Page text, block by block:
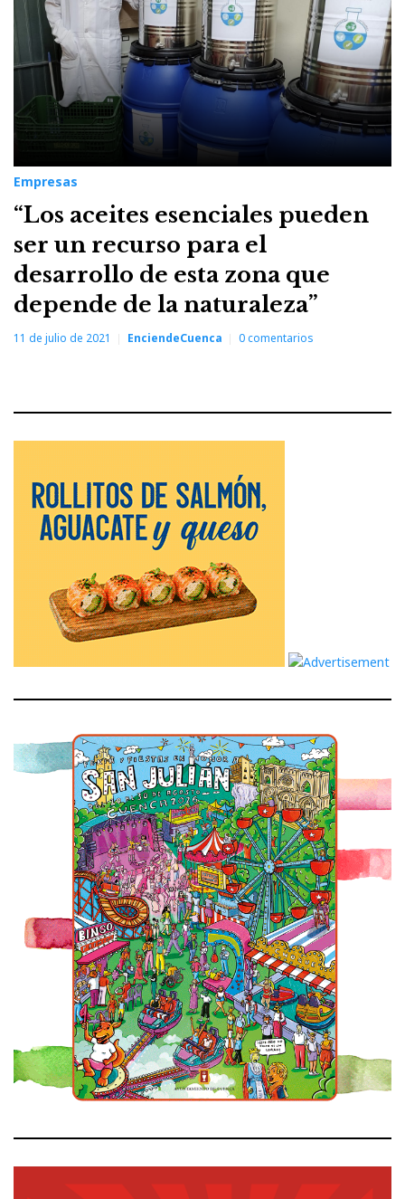
Empresas
“Los aceites esenciales pueden
ser un recurso para el
desarrollo de esta zona que
depende de la naturaleza”
11 de julio de 2021 EnciendeCuenca 0comentarios